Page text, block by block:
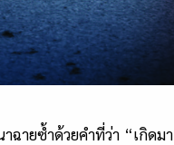
ายซ้ำด้วยคำที่ว่า “เกิดมา